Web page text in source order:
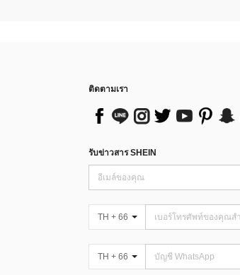
ติดตามเรา
รับข่าวสาร SHEIN
TH + 66
TH + 66